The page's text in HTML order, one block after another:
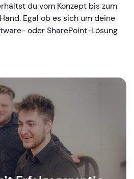
du vom Konzept bis zum
Egal ob es sich um deine
oder SharePoint-Lösung